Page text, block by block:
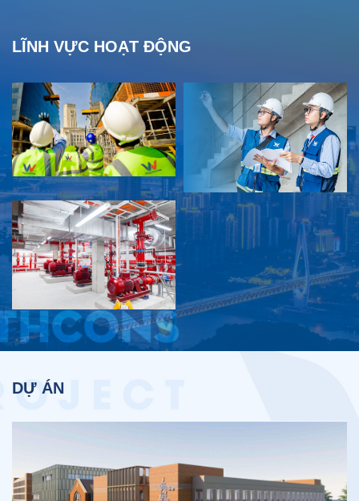
LĨNH VỰC HOẠT ĐỘNG
Tổng thầu xây dựng
Tổng thầu
Tổng thầu cơ điện
DỰ ÁN